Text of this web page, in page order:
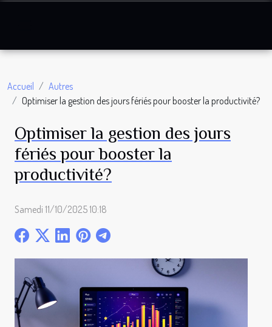
Accueil
Autres
Optimiser la gestion des jours fériés pour booster la productivité?
Optimiser la gestion des jours
fériés pour booster la
productivité?
Samedi 11/10/2025 10:18